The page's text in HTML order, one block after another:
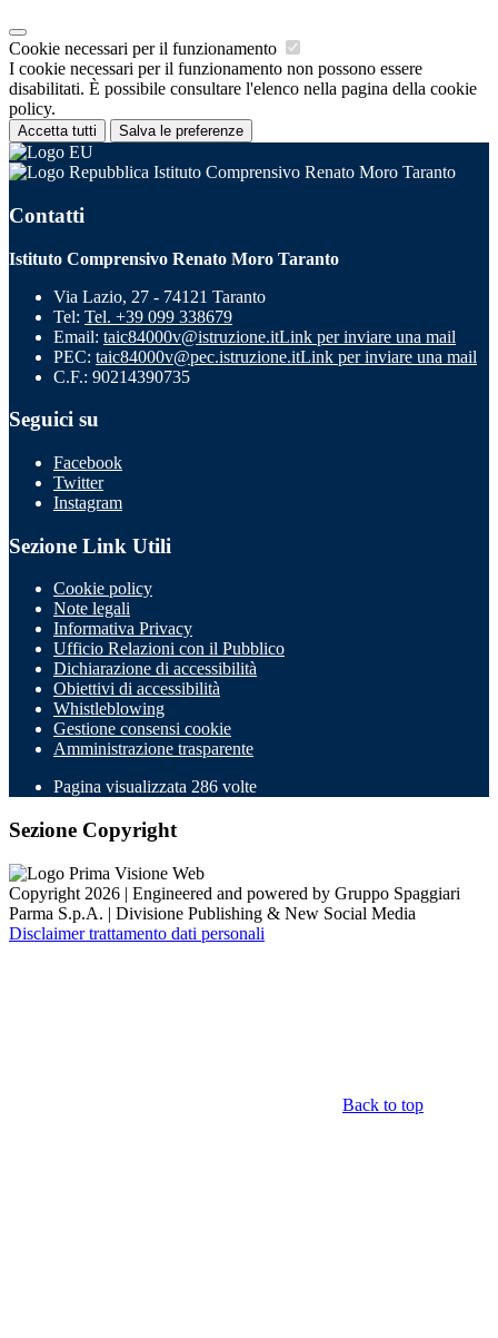
Cookie necessari per il funzionamento
I cookie necessari per il funzionamento non possono essere
disabilitati. È possibile consultare l'elenco nella pagina della cookie
policy.
Accetta tutti Salva le preferenze
Istituto Comprensivo Renato Moro Taranto
Contatti
Istituto Comprensivo Renato Moro Taranto
Via Lazio, 27 - 74121 Taranto
Tel: Tel. +39 099 338679
Email: taic84000v@istruzione.itLink per inviare una mail
PEC: taic84000v@pec.istruzione.itLink per inviare una mail
C.F.: 90214390735
Seguici su
Facebook
Twitter
Instagram
Sezione Link Utili
Cookie policy
Note legali
Informativa Privacy
Ufficio Relazioni con il Pubblico
Dichiarazione di accessibilità
Obiettivi di accessibilità
Whistleblowing
Gestione consensi cookie
Amministrazione trasparente
Pagina visualizzata 286 volte
Sezione Copyright
Copyright 2026 | Engineered and powered by Gruppo Spaggiari
Parma S.p.A. | Divisione Publishing & New Social Media
Disclaimer trattamento dati personali
Back to top